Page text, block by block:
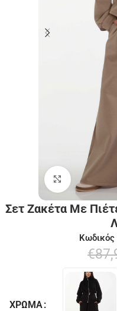
Click to
Σετ Ζακέτα Με
Κωδικός
€
ΧΡΏΜΑ